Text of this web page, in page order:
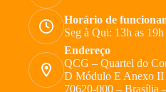
Horário de
Seg à Qui: 13h as
Endereço
QCG – Quartel do
D Módulo E Anexo II
70620-000 – Brasília